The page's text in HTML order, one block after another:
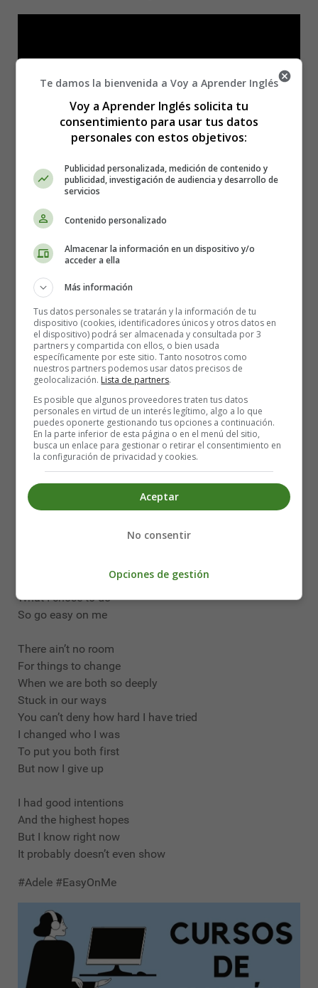
Lyrics:
There ain’t no gold
In this river
That I’ve been washing my hands in forever
I know there is hope
In these waters
But I can’t bring myself to swim
When I am drowning
Go easy on me baby
I had no time to choose
What I chose to do
So go easy on me
There ain’t no room
For things to change
When we are both so deeply
Stuck in our ways
You can’t deny how hard I have tried
I changed who I was
To put you both first
But now I give up
I had good intentions
And the highest hopes
But I know right now
It probably doesn’t even show
#Adele #EasyOnMe
Te damos la bienvenida a Voy a Aprender Inglés
Voy a Aprender Inglés solicita tu
consentimiento para usar tus datos
personales con estos objetivos:
Publicidad personalizada, medición de contenido y
publicidad, investigación de audiencia y desarrollo de
servicios
Contenido personalizado
Almacenar la información en un dispositivo y/o
acceder a ella
Más información
Tus datos personales se tratarán y la información de tu
dispositivo (cookies, identificadores únicos y otros datos en
el dispositivo) podrá ser almacenada y consultada por 3
partners y compartida con ellos, o bien usada
específicamente por este sitio. Tanto nosotros como
nuestros partners podemos usar datos precisos de
geolocalización. Lista de partners.
Es posible que algunos proveedores traten tus datos
personales en virtud de un interés legítimo, algo a lo que
puedes oponerte gestionando tus opciones a continuación.
En la parte inferior de esta página o en el menú del sitio,
busca un enlace para gestionar o retirar el consentimiento en
la configuración de privacidad y cookies.
Aceptar
No consentir
Opciones de gestión